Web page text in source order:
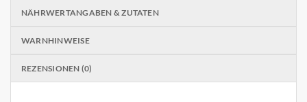
NÄHRWERTANGABEN & ZUTATEN
WARNHINWEISE
REZENSIONEN (0)